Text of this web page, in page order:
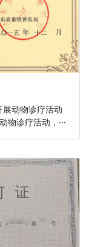
动物诊疗活动
诊疗活动，···